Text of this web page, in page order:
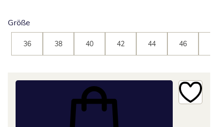
Größe
36 38 40 42 44 46